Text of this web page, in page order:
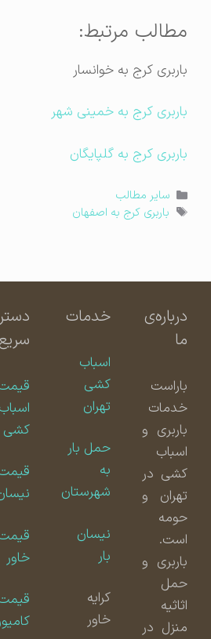
مطالب مرتبط:
باربری کرج به خوانسار
باربری کرج به خمینی شهر
باربری کرج به گلپایگان
دسته‌ها
سایر مطالب
برچسب‌ها
باربری کرج به اصفهان
درباره‌ی
باراست
خدمات
باربری و
اسباب
کشی در
تهران و
حومه
است.
باربری و
حمل
اثاثیه
منزل در
خدمات
اسباب
کشی
تهران
حمل بار
شهرستان
نیسان
دسترسی
سریع
قیمت
اسباب
کشی
قیمت
نیسان
قیمت
قیمت
کامیون